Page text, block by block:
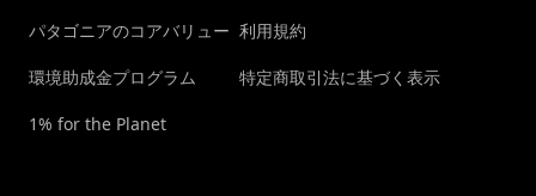
パタゴニアのコアバリュー
環境助成金プログラム
1% for the Planet
利用規約
特定商取引法に基づく表示